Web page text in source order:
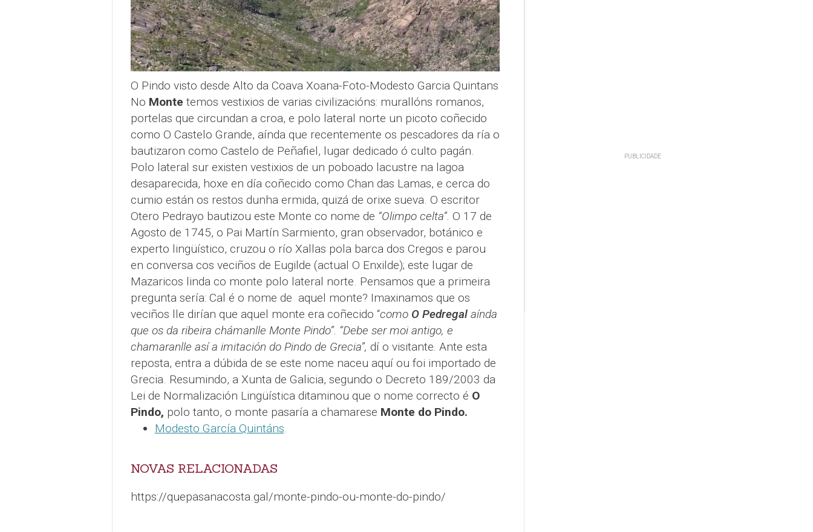
O Pindo visto desde Alto da Coava Xoana-Foto-Modesto Garcia Quintans
No Monte temos vestixios de varias civilizacións: murallóns romanos,
portelas que circundan a croa, e polo lateral norte un picoto coñecido
como O Castelo Grande, aínda que recentemente os pescadores da ría o
bautizaron como Castelo de Peñafiel, lugar dedicado ó culto pagán.
Polo lateral sur existen vestixios de un poboado lacustre na lagoa
desaparecida, hoxe en día coñecido como Chan das Lamas, e cerca do
cumio están os restos dunha ermida, quizá de orixe sueva. O escritor
Otero Pedrayo bautizou este Monte co nome de “Olimpo celta”. O 17 de
Agosto de 1745, o Pai Martín Sarmiento, gran observador, botánico e
experto lingüístico, cruzou o río Xallas pola barca dos Cregos e parou
en conversa cos veciños de Eugilde (actual O Enxilde); este lugar de
Mazaricos linda co monte polo lateral norte. Pensamos que a primeira
pregunta sería: Cal é o nome de aquel monte? Imaxinamos que os
veciños lle dirían que aquel monte era coñecido “como O Pedregalaínda
que os da ribeira chámanlle Monte Pindo”. “Debe ser moi antigo, e
chamaranlle así a imitación do Pindo de Grecia”, dí o visitante. Ante esta
reposta, entra a dúbida de se este nome naceu aquí ou foi importado de
Grecia. Resumindo, a Xunta de Galicia, segundo o Decreto 189/2003 da
Lei de Normalización Lingüística ditaminou que o nome correcto é O
Pindo, polo tanto, o monte pasaría a chamarese Monte do Pindo.
Modesto García Quintáns.
NOVAS RELACIONADAS
https://quepasanacosta.gal/monte-pindo-ou-monte-do-pindo/